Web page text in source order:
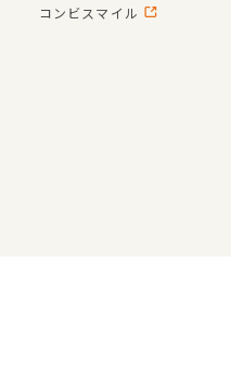
コンビスマイル